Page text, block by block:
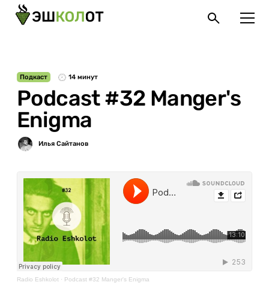
Podcast #32 Manger's
Enigma
Подкаст 14 минут
Radio Eshkolot · Podcast #32 Manger's Enigma